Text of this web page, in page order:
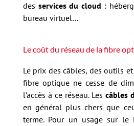
des services du cloud :
bureau virtuel…
Le coût du réseau de la fibre
Le prix des câbles, des outils
fibre optique ne cesse de
l’accès à ce réseau. Les câbles
en général plus chers que
terme. Pour un usage sur